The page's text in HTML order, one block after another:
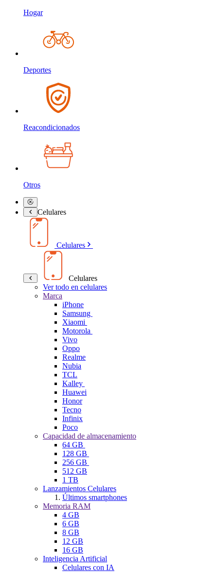
Hogar
Deportes
Reacondicionados
Otros
Celulares
Celulares
Celulares
Ver todo en celulares
Marca
iPhone
Samsung
Xiaomi
Motorola
Vivo
Oppo
Realme
Nubia
TCL
Kalley
Huawei
Honor
Tecno
Infinix
Poco
Capacidad de almacenamiento
64 GB
128 GB
256 GB
512 GB
1 TB
Lanzamientos Celulares
Últimos smartphones
Memoria RAM
4 GB
6 GB
8 GB
12 GB
16 GB
Inteligencia Artificial
Celulares con IA